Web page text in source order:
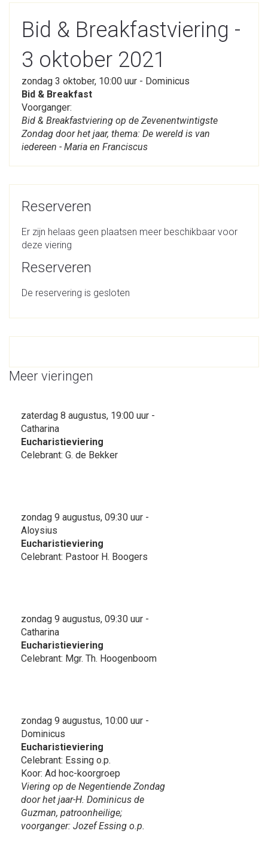
Bid & Breakfastviering -
3 oktober 2021
zondag 3 oktober, 10:00 uur - Dominicus
Bid & Breakfast
Voorganger:
Bid & Breakfastviering op de Zevenentwintigste
Zondag door het jaar, thema: De wereld is van
iedereen - Maria en Franciscus
Reserveren
Er zijn helaas geen plaatsen meer beschikbaar voor
deze viering
Reserveren
De reservering is gesloten
Meer vieringen
zaterdag 8 augustus, 19:00 uur -
Catharina
Eucharistieviering
Celebrant: G. de Bekker
zondag 9 augustus, 09:30 uur -
Aloysius
Eucharistieviering
Celebrant: Pastoor H. Boogers
zondag 9 augustus, 09:30 uur -
Catharina
Eucharistieviering
Celebrant: Mgr. Th. Hoogenboom
zondag 9 augustus, 10:00 uur -
Dominicus
Eucharistieviering
Celebrant: Essing o.p.
Koor: Ad hoc-koorgroep
Viering op de Negentiende Zondag
door het jaar-H. Dominicus de
Guzman, patroonheilige;
voorganger: Jozef Essing o.p.